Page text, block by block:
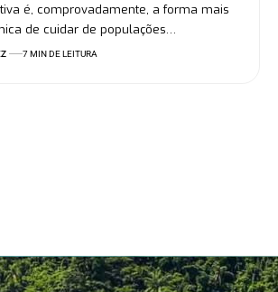
é, comprovadamente, a forma mais
de cuidar de populações…
7 MIN DE LEITURA